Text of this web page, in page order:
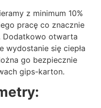
z minimum 10%
pracę co znacznie
Dodatkowo otwarta
się ciepła
go bezpiecznie
gips-karton.